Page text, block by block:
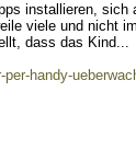
installieren,
viele und nicht
dass das Kind...
handy-